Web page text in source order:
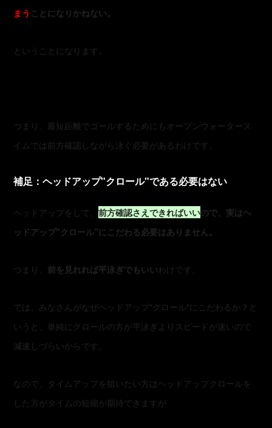
まう ことになりかねない。
ということになります。
つまり、最短距離でゴールするためにもオープンウォータース
イムでは前方確認しながら泳ぐ必要があるわけです。
補足：ヘッドアップ"クロール"である必要はない
ヘッドアップをして、 前方確認さえできればいいので、実はヘ
ッドアップ"クロール"にこだわる必要はありません。
つまり、 前を見れれば平泳ぎでもいいわけです。
では、みなさんがなぜヘッドアップ"クロール"にこだわるか？と
いうと、単純にクロールの方が平泳ぎよりスピードが速いので
減速しづらいからです。
なので、タイムアップを狙いたい方はヘッドアップクロールを
した方がタイムの短縮が期待できますが